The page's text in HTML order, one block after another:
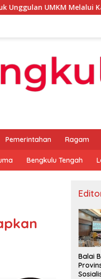
Melalui Kajian Bank
Pemerintahan Ragam
Bengkulu Tengah
Balai